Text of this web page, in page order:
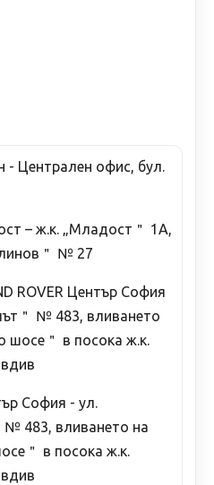
Централен офис, бул.
– ж.к. „Младост＂ 1А,
＂ № 27
ROVER Център София
＂ № 483, вливането
шосе＂ в посока ж.к.
София - ул.
№ 483, вливането на
＂ в посока ж.к.